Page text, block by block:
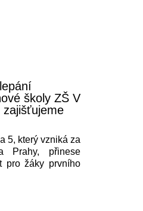
školy ZŠ V
zajišťujeme
5, který vzniká za
Prahy, přinese
pro žáky prvního